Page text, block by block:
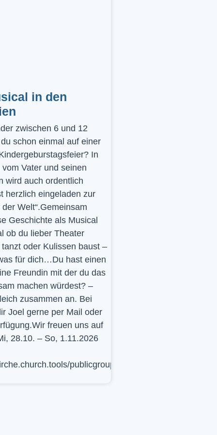
in den
zwischen 6 und 12
schon einmal auf einer
In
Vater und seinen
wird auch ordentlich
herzlich eingeladen zur
Welt“.Gemeinsam
Geschichte als Musical
ob du lieber Theater
oder Kulissen baust –
für dich…Du hast einen
Freundin mit der du das
machen würdest? –
zusammen an. Bei
Joel gerne per Mail oder
freuen uns auf
28.10. – So, 1.11.2026
publicgroup/617